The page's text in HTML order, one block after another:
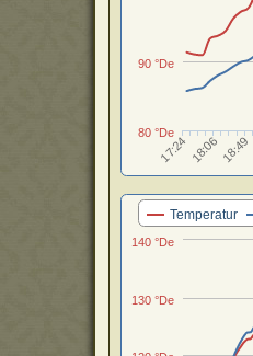
17:24 18:06 18:49
90 °De
80 °De
Temperatur
130 °De
140 °De